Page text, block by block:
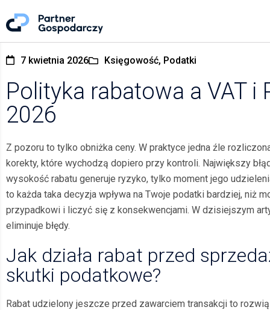
7 kwietnia 2026 Księgowość, Podatki
Polityka rabatowa a VAT
2026
Z pozoru to tylko obniżka ceny. W praktyce jedna źle
korekty, które wychodzą dopiero przy kontroli. Największy
wysokość rabatu generuje ryzyko, tylko moment jego
to każda taka decyzja wpływa na Twoje podatki bardziej, niż
przypadkowi i liczyć się z konsekwencjami. W dzisiejszym
eliminuje błędy.
Jak działa rabat przed
skutki podatkowe?
Rabat udzielony jeszcze przed zawarciem transakcji to